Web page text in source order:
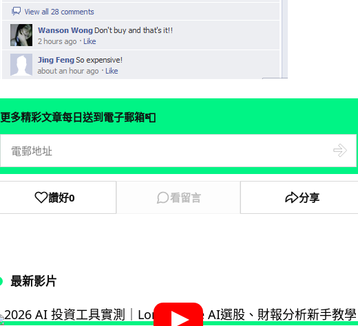
更多精彩文章每日送到電子郵箱📮
讚好0 看留言 分享
最新影片